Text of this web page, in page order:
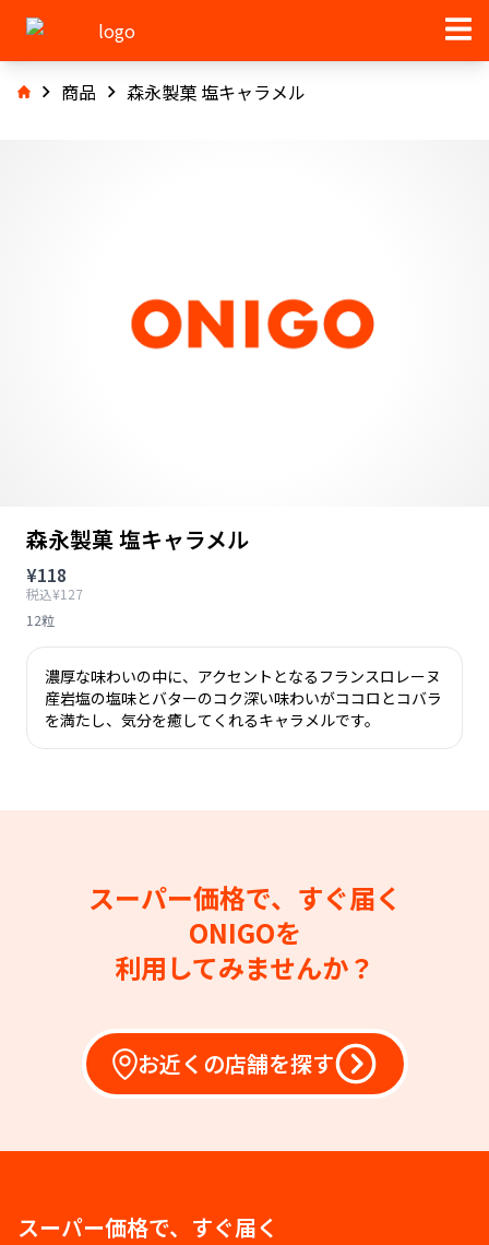
商品 森永製菓 塩キャラメル
森永製菓 塩キャラメル
¥118
税込¥127
12粒
濃厚な味わいの中に、アクセントとなるフランスロレーヌ
産岩塩の塩味とバターのコク深い味わいがココロとコバラ
を満たし、気分を癒してくれるキャラメルです。
スーパー価格で、すぐ届く
ONIGOを
利用してみませんか？
お近くの店舗を探す
スーパー価格で、すぐ届く